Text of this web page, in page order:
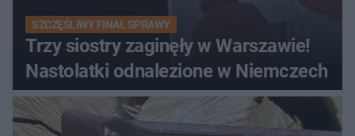
SZCZĘŚLIWY FINAŁ SPRAWY
Trzy siostry zaginęły w Warszawie!
Nastolatki odnalezione w Niemczech